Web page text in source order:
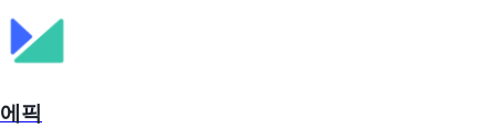
에픽